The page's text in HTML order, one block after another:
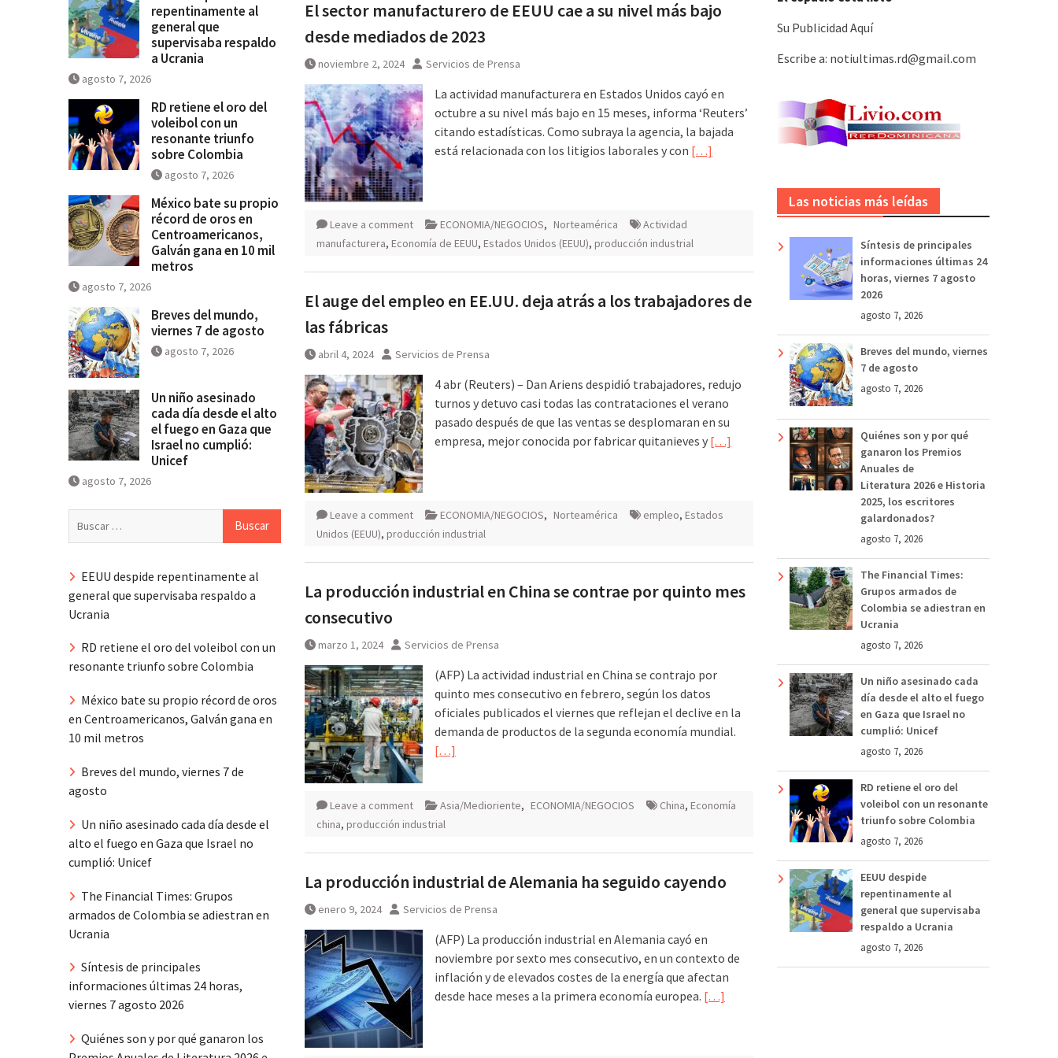
El sector manufacturero de EEUU cae a su nivel más bajo
desde mediados de 2023
noviembre 2, 2024 Servicios de Prensa
La actividad manufacturera en Estados Unidos cayó en
octubre a su nivel más bajo en 15 meses, informa ‘Reuters’
citando estadísticas. Como subraya la agencia, la bajada
está relacionada con los litigios laborales y con […]
Leave a comment ECONOMIA/NEGOCIOS, Norteamérica
Actividad
manufacturera, Economía de EEUU, Estados Unidos (EEUU), producción industrial
El auge del empleo en EE.UU. deja atrás a los trabajadores de
las fábricas
abril 4, 2024 Servicios de Prensa
4 abr (Reuters) – Dan Ariens despidió trabajadores, redujo
turnos y detuvo casi todas las contrataciones el verano
pasado después de que las ventas se desplomaran en su
empresa, mejor conocida por fabricar quitanieves y […]
Leave a comment ECONOMIA/NEGOCIOS, Norteamérica empleo, Estados
Unidos (EEUU), producción industrial
La producción industrial en China se contrae por quinto mes
consecutivo
marzo 1, 2024 Servicios de Prensa
(AFP) La actividad industrial en China se contrajo por
quinto mes consecutivo en febrero, según los datos
oficiales publicados el viernes que reflejan el declive en la
demanda de productos de la segunda economía mundial.
[…]
Leave a comment Asia/Medioriente, ECONOMIA/NEGOCIOS China, Economía
china, producción industrial
La producción industrial de Alemania ha seguido cayendo
enero 9, 2024 Servicios de Prensa
(AFP) La producción industrial en Alemania cayó en
noviembre por sexto mes consecutivo, en un contexto de
inflación y de elevados costes de la energía que afectan
desde hace meses a la primera economía europea. […]
Su Publicidad Aquí
Escribe a: notiultimas.rd@gmail.com
Las noticias más leídas
Síntesis de principales
informaciones últimas 24
horas, viernes 7 agosto
2026
agosto 7, 2026
Breves del mundo, viernes
7 de agosto
agosto 7, 2026
Quiénes son y por qué
ganaron los Premios
Anuales de
Literatura 2026 e Historia
2025, los escritores
galardonados?
agosto 7, 2026
The Financial Times:
Grupos armados de
Colombia se adiestran en
Ucrania
agosto 7, 2026
Un niño asesinado cada
día desde el alto el fuego
en Gaza que Israel no
cumplió: Unicef
agosto 7, 2026
RD retiene el oro del
voleibol con un resonante
triunfo sobre Colombia
agosto 7, 2026
EEUU despide
repentinamente al
general que supervisaba
respaldo a Ucrania
agosto 7, 2026
repentinamente al
general que
supervisaba respaldo
a Ucrania
agosto 7, 2026
RD retiene el oro del
voleibol con un
resonante triunfo
sobre Colombia
agosto 7, 2026
México bate su propio
récord de oros en
Centroamericanos,
Galván gana en 10 mil
metros
agosto 7, 2026
Breves del mundo,
viernes 7 de agosto
agosto 7, 2026
Un niño asesinado
cada día desde el alto
el fuego en Gaza que
Israel no cumplió:
Unicef
agosto 7, 2026
EEUU despide repentinamente al
general que supervisaba respaldo a
Ucrania
RD retiene el oro del voleibol con un
resonante triunfo sobre Colombia
México bate su propio récord de oros
en Centroamericanos, Galván gana en
10 mil metros
Breves del mundo, viernes 7 de
agosto
Un niño asesinado cada día desde el
alto el fuego en Gaza que Israel no
cumplió: Unicef
The Financial Times: Grupos
armados de Colombia se adiestran en
Ucrania
Síntesis de principales
informaciones últimas 24 horas,
viernes 7 agosto 2026
Quiénes son y por qué ganaron los